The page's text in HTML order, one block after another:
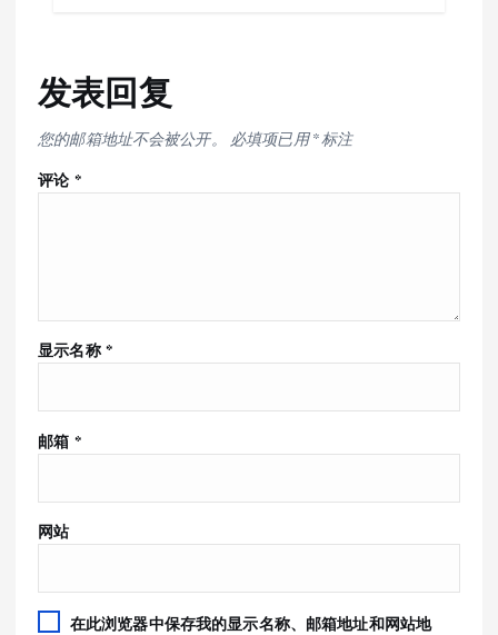
发表回复
您的邮箱地址不会被公开。 必填项已用*标注
评论 *
显示名称 *
邮箱 *
网站
在此浏览器中保存我的显示名称、邮箱地址和网站地